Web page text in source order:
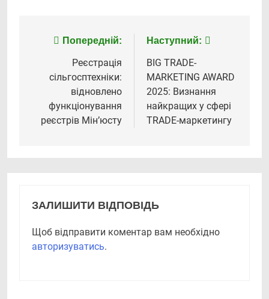
Навігація
записів
Попередній:
Реєстрація
сільгосптехніки:
відновлено
функціонування
реєстрів Мін’юсту
Наступний:
BIG TRADE-
MARKETING AWARD
2025: Визнання
найкращих у сфері
TRADE-маркетингу
ЗАЛИШИТИ ВІДПОВІДЬ
Щоб відправити коментар вам необхідно
авторизуватись.